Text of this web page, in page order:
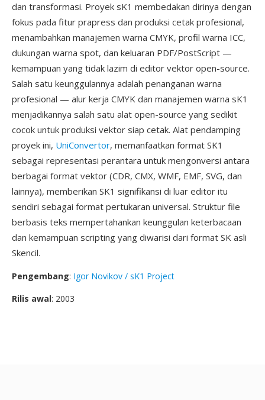
dan transformasi. Proyek sK1 membedakan dirinya dengan
fokus pada fitur prapress dan produksi cetak profesional,
menambahkan manajemen warna CMYK, profil warna ICC,
dukungan warna spot, dan keluaran PDF/PostScript —
kemampuan yang tidak lazim di editor vektor open-source.
Salah satu keunggulannya adalah penanganan warna
profesional — alur kerja CMYK dan manajemen warna sK1
menjadikannya salah satu alat open-source yang sedikit
cocok untuk produksi vektor siap cetak. Alat pendamping
proyek ini, UniConvertor, memanfaatkan format SK1
sebagai representasi perantara untuk mengonversi antara
berbagai format vektor (CDR, CMX, WMF, EMF, SVG, dan
lainnya), memberikan SK1 signifikansi di luar editor itu
sendiri sebagai format pertukaran universal. Struktur file
berbasis teks mempertahankan keunggulan keterbacaan
dan kemampuan scripting yang diwarisi dari format SK asli
Skencil.
Pengembang: Igor Novikov / sK1 Project
Rilis awal: 2003